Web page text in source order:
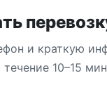
и краткую
10–15